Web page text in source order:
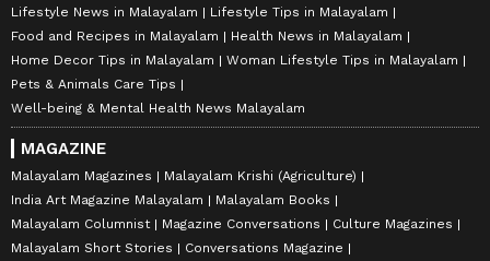
Lifestyle News in Malayalam
Lifestyle Tips in Malayalam
Food and Recipes in Malayalam
Health News in Malayalam
Home Decor Tips in Malayalam
Woman Lifestyle Tips in Malayalam
Pets & Animals Care Tips
Well-being & Mental Health News Malayalam
MAGAZINE
Malayalam Magazines
Malayalam Krishi (Agriculture)
India Art Magazine Malayalam
Malayalam Books
Malayalam Columnist
Magazine Conversations
Culture Magazines
Malayalam Short Stories
Conversations Magazine